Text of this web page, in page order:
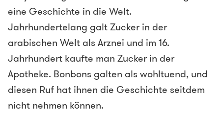
eine Geschichte in die Welt.
Jahrhundertelang galt Zucker in der
arabischen Welt als Arznei und im 16.
Jahrhundert kaufte man Zucker in der
Apotheke. Bonbons galten als wohltuend, und
diesen Ruf hat ihnen die Geschichte seitdem
nicht nehmen können.